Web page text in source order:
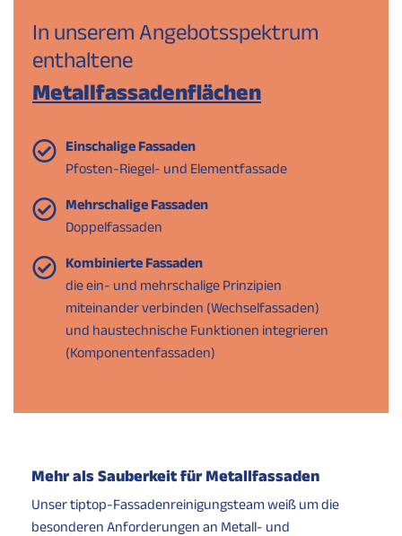
In unserem Angebotsspektrum
enthaltene
Metallfassadenflächen
Einschalige Fassaden
Pfosten-Riegel- und Elementfassade
Mehrschalige Fassaden
Doppelfassaden
Kombinierte Fassaden
die ein- und mehrschalige Prinzipien
miteinander verbinden (Wechselfassaden)
und haustechnische Funktionen integrieren
(Komponentenfassaden)
Mehr als Sauberkeit für Metallfassaden
Unser tiptop-Fassadenreinigungsteam weiß um die
besonderen Anforderungen an Metall- und